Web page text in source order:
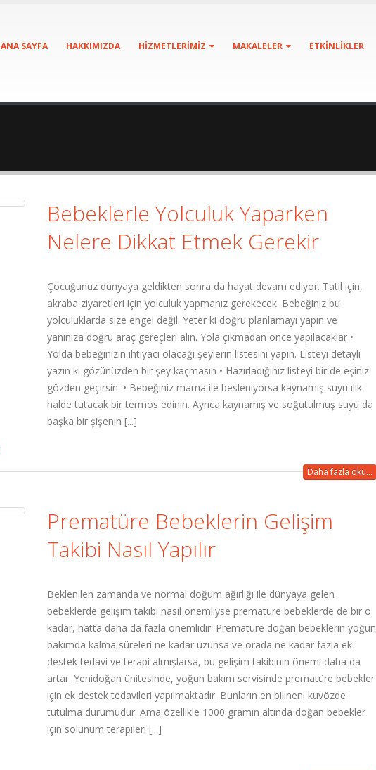
ANA SAYFA HAKKIMIZDA HIZMETLERIMIZ MAKALELER ETKINLIKLER
Bebeklerle Yolculuk Yaparken
Nelere Dikkat Etmek Gerekir
Çocuğunuz dünyaya geldikten sonra da hayat devam ediyor. Tatil için,
akraba ziyaretleri için yolculuk yapmanız gerekecek. Bebeğiniz bu
yolculuklarda size engel değil. Yeter ki doğru planlamayı yapın ve
yanınıza doğru araç gereçleri alın. Yola çıkmadan önce yapılacaklar •
Yolda bebeğinizin ihtiyacı olacağı şeylerin listesini yapın. Listeyi detaylı
yazın ki gözünüzden bir şey kaçmasın • Hazırladığınız listeyi bir de eşiniz
gözden geçirsin. • Bebeğiniz mama ile besleniyorsa kaynamış suyu ılık
halde tutacak bir termos edinin. Ayrıca kaynamış ve soğutulmuş suyu da
başka bir şişenin [...]
Daha fazla oku...
Prematüre Bebeklerin Gelişim
Takibi Nasıl Yapılır
Beklenilen zamanda ve normal doğum ağırlığı ile dünyaya gelen
bebeklerde gelişim takibi nasıl önemliyse prematüre bebeklerde de bir o
kadar, hatta daha da fazla önemlidir. Prematüre doğan bebeklerin yoğun
bakımda kalma süreleri ne kadar uzunsa ve orada ne kadar fazla ek
destek tedavi ve terapi almışlarsa, bu gelişim takibinin önemi daha da
artar. Yenidoğan ünitesinde, yoğun bakım servisinde prematüre bebekler
için ek destek tedavileri yapılmaktadır. Bunların en bilineni kuvözde
tutulma durumudur. Ama özellikle 1000 gramın altında doğan bebekler
için solunum terapileri [...]